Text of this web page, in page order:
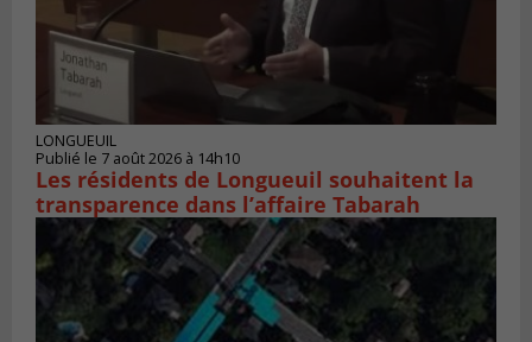
LONGUEUIL
Publié le 7 août 2026 à 14h10
Les résidents de Longueuil souhaitent la
transparence dans l’affaire Tabarah